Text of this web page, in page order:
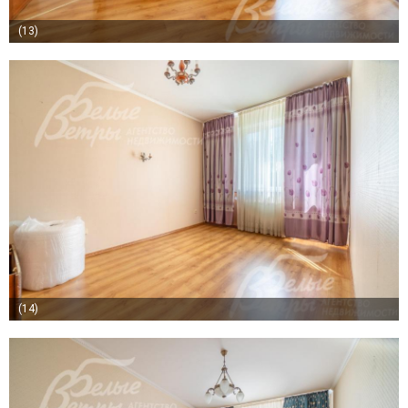
(13)
(14)